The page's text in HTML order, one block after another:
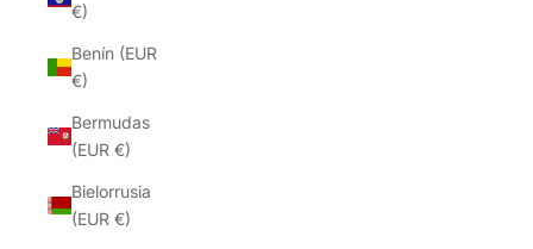
€)
Benín (EUR
€)
Bermudas
(EUR €)
Bielorrusia
(EUR €)